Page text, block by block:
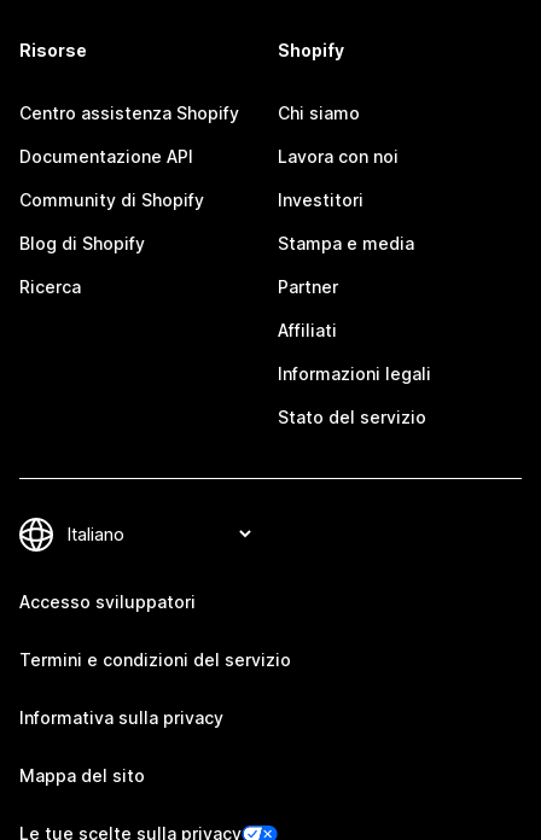
Risorse
Centro assistenza Shopify
Documentazione API
Community di Shopify
Blog di Shopify
Ricerca
Shopify
Chi siamo
Lavora con noi
Investitori
Stampa e media
Partner
Affiliati
Informazioni legali
Stato del servizio
Accesso sviluppatori
Termini e condizioni del servizio
Informativa sulla privacy
Mappa del sito
Le tue scelte sulla privacy